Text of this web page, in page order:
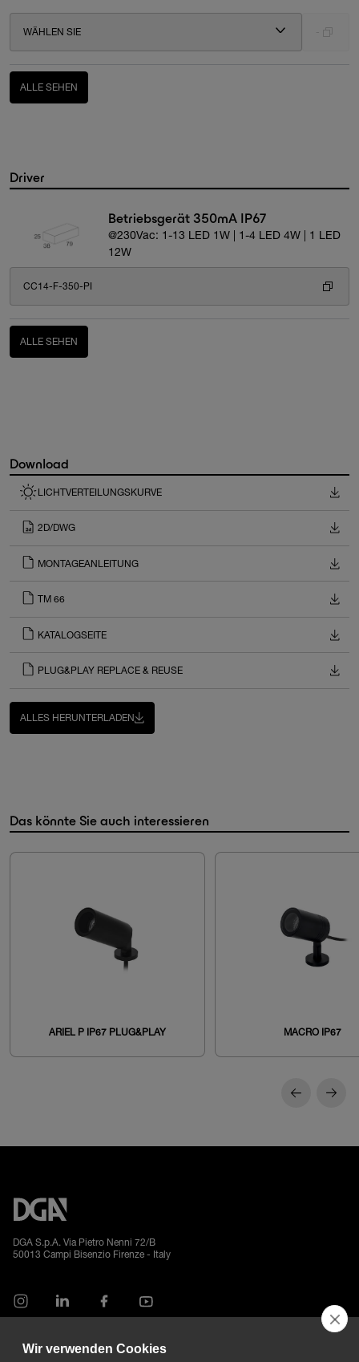
WÄHLEN SIE
ALLE SEHEN
Driver
Betriebsgerät 350mA IP67
@230Vac: 1-13 LED 1W | 1-4 LED 4W | 1 LED
12W
CC14-F-350-PI
ALLE SEHEN
Download
LICHTVERTEILUNGSKURVE
2D/DWG
MONTAGEANLEITUNG
TM 66
KATALOGSEITE
PLUG&PLAY REPLACE & REUSE
ALLES HERUNTERLADEN
Das könnte Sie auch interessieren
ARIEL P IP67 PLUG&PLAY MACRO IP67
DGA S.p.A. Via Pietro Nenni 72/B
50013 Campi Bisenzio Firenze - Italy
All rights reserved - VAT No. 02237280488 - REA: FI496272 - Share capital: €
Wir verwenden Cookies